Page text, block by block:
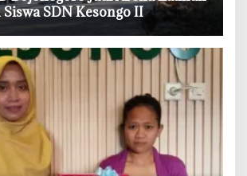
SDN Kesongo II